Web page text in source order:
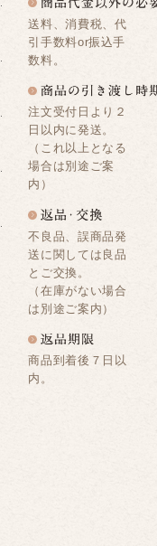
送料、消費税、代
引手数料or振込手
数料。
注文受付日より２
日以内に発送。
（これ以上となる
場合は別途ご案
内）
不良品、誤商品発
送に関しては良品
とご交換。
（在庫がない場合
は別途ご案内）
商品到着後７日以
内。